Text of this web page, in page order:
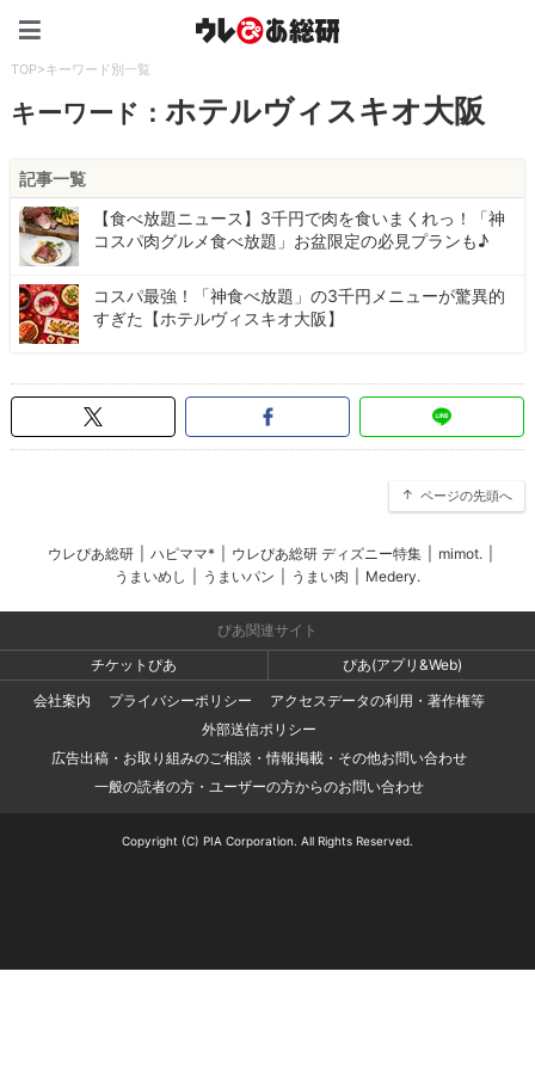
TOP>キーワード別一覧
キーワード：ホテルヴィスキオ大阪
記事一覧
【食べ放題ニュース】3千円で肉を食いまくれっ！「神
コスパ肉グルメ食べ放題」お盆限定の必見プランも♪
コスパ最強！「神食べ放題」の3千円メニューが驚異的
すぎた【ホテルヴィスキオ大阪】
ページの先頭へ
ウレぴあ総研 ハピママ* ウレぴあ総研 ディズニー特集 mimot.
うまいめし
うまいパン うまい肉 Medery.
ぴあ関連サイト
チケットぴあ
ぴあ(アプリ&Web)
会社案内
プライバシーポリシー
アクセスデータの利用・著作権等
外部送信ポリシー
広告出稿・お取り組みのご相談・情報掲載・その他お問い合わせ
一般の読者の方・ユーザーの方からのお問い合わせ
Copyright (C) PIA Corporation. All Rights Reserved.